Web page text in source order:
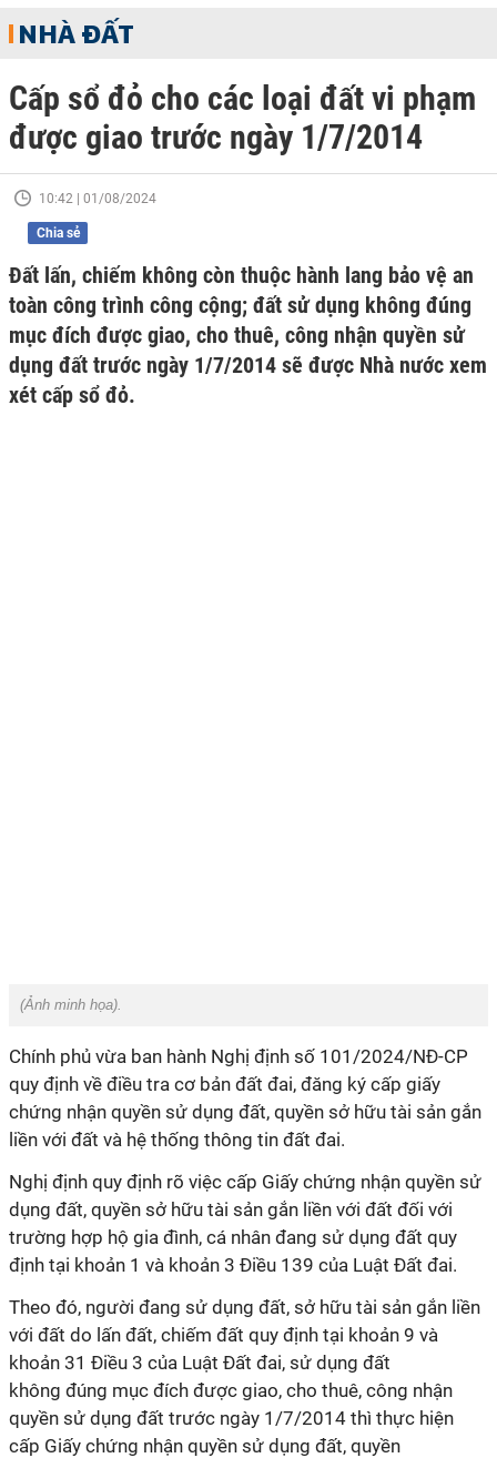
NHÀ ĐẤT
Cấp sổ đỏ cho các loại đất vi phạm
được giao trước ngày 1/7/2014
10:42 | 01/08/2024
Chia sẻ
Đất lấn, chiếm không còn thuộc hành lang bảo vệ an
toàn công trình công cộng; đất sử dụng không đúng
mục đích được giao, cho thuê, công nhận quyền sử
dụng đất trước ngày 1/7/2014 sẽ được Nhà nước xem
xét cấp sổ đỏ.
(Ảnh minh họa).
Chính phủ vừa ban hành Nghị định số 101/2024/NĐ-CP
quy định về điều tra cơ bản đất đai, đăng ký cấp giấy
chứng nhận quyền sử dụng đất, quyền sở hữu tài sản gắn
liền với đất và hệ thống thông tin đất đai.
Nghị định quy định rõ việc cấp Giấy chứng nhận quyền sử
dụng đất, quyền sở hữu tài sản gắn liền với đất đối với
trường hợp hộ gia đình, cá nhân đang sử dụng đất quy
định tại khoản 1 và khoản 3 Điều 139 của Luật Đất đai.
Theo đó, người đang sử dụng đất, sở hữu tài sản gắn liền
với đất do lấn đất, chiếm đất quy định tại khoản 9 và
khoản 31 Điều 3 của Luật Đất đai, sử dụng đất
không đúng mục đích được giao, cho thuê, công nhận
quyền sử dụng đất trước ngày 1/7/2014 thì thực hiện
cấp Giấy chứng nhận quyền sử dụng đất, quyền